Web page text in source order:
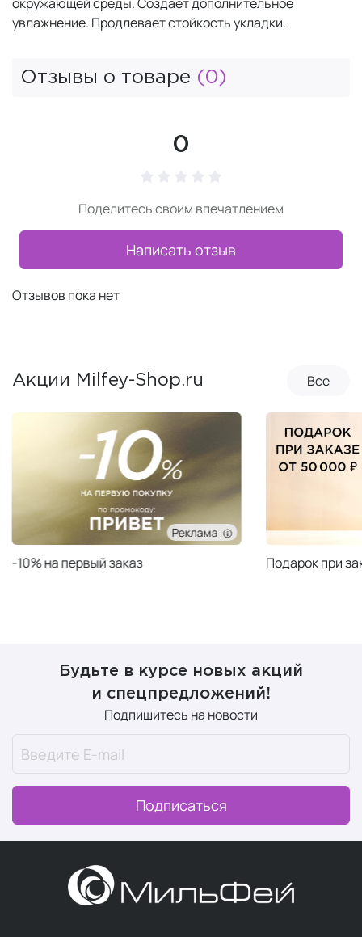
увлажнение. Продлевает стойкость укладки.
Отзывы о товаре (0)
0
Поделитесь своим впечатлением
Написать отзыв
Отзывов пока нет
Акции Milfey-Shop.ru Все
Реклама
Подарок при заказе от 50 000 ₽ Подарок при
Будьте в курсе новых акций
и спецпредложений!
Подпишитесь на новости
Подписаться